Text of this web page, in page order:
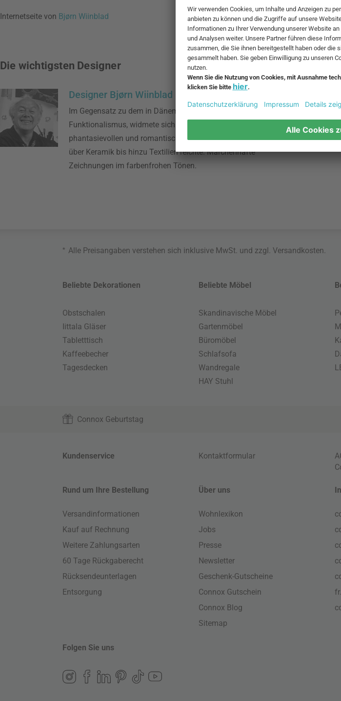
Internetseite von Bjørn Wiinblad
Die wichtigsten Designer
Designer Bjørn Wiinblad
Im Gegensatz zu dem in Dänemark vorherrschenden
Funktionalismus, widmete sich Wiinblad einer
phantasievollen und romantischen Kunst, die von Papier,
über Keramik bis hinzu Textilien reichte. Märchenhafte
Zeichnungen im farbenfrohen Tönen.
* Alle Preisangaben verstehen sich inklusive MwSt. und zzgl.Versandkosten
Beliebte Dekorationen
Obstschalen
Iittala Gläser
Tabletttisch
Kaffeebecher
Tagesdecken
Beliebte Möbel
Skandinavische Möbel
Gartenmöbel
Büromöbel
Schlafsofa
Wandregale
HAY Stuhl
Connox Geburtstag
Kundenservice Kontaktformular
Rund um Ihre Bestellung
Versandinformationen
Kauf auf Rechnung
Weitere Zahlungsarten
60 Tage Rückgaberecht
Rücksendeunterlagen
Entsorgung
Über uns
Wohnlexikon
Jobs
Presse
Newsletter
Geschenk-Gutscheine
Connox Gutschein
Connox Blog
Sitemap
Folgen Sie uns